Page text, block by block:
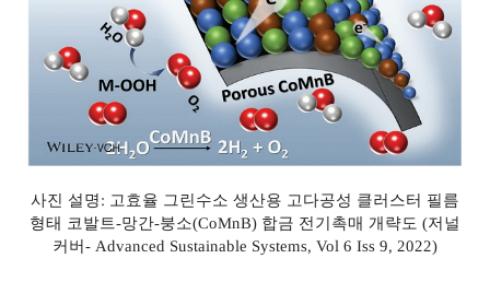
사진 설명: 고효율 그린수소 생산용 고다공성 클러스터 필름
형태 코발트-망간-붕소(CoMnB) 합금 전기촉매 개략도(저널
커버- Advanced Sustainable Systems, Vol 6 Iss 9, 2022)